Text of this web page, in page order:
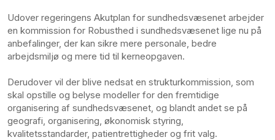
Udover regeringens Akutplan for sundhedsvæsenet arbejder
en kommission for Robusthed i sundhedsvæsenet lige nu på
anbefalinger, der kan sikre mere personale, bedre
arbejdsmiljø og mere tid til kerneopgaven.
Derudover vil der blive nedsat en strukturkommission, som
skal opstille og belyse modeller for den fremtidige
organisering af sundhedsvæsenet, og blandt andet se på
geografi, organisering, økonomisk styring,
kvalitetsstandarder, patientrettigheder og frit valg.